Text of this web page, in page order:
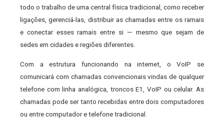
todo o trabalho de uma central física tradicional, como receber
ligações, gerenciá-las, distribuir as chamadas entre os ramais
e conectar esses ramais entre si — mesmo que sejam de
sedes em cidades e regiões diferentes.
Com a estrutura funcionando na internet, o VoIP se
comunicará com chamadas convencionais vindas de qualquer
telefone com linha analógica, troncos E1, VoIP ou celular. As
chamadas pode ser tanto recebidas entre dois computadores
ou entre computador e telefone tradicional.